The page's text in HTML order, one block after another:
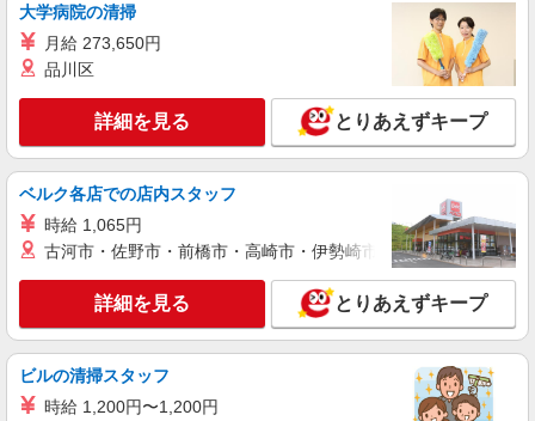
月給 190,000円 〜 300,000円 試用期間あり 3
ヶ月 ※経験・能力による 【試用期間】月給
■ソフトバンク湊高台店 青森県 八戸市 湊高台
1丁目 11‐24
キープ 詳細を見る
正社員
ソフトバンク八戸根城店
ソフトバンクショップの携帯販売スタッフ
月給 190,000円 〜 300,000円 試用期間なし 月
給25万円以上 ※経験・能力による
■ソフトバンク八戸根城店 青森県 八戸市 根城
9丁目 5‐5
キープ 詳細を見る
大学病院の清掃
月給 273,650円
品川区
詳細を見る とりあえずキープ
ベルク各店での店内スタッフ
時給 1,065円
古河市・佐野市・前橋市・高崎市・伊勢崎市・太田市・館林市
詳細を見る とりあえずキープ
ビルの清掃スタッフ
時給 1,200円〜1,200円